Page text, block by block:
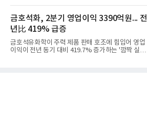
우호적인 환율 효과
라 투자에 나서는 것과 달리, 카카오는 ‘카카오톡’이
라는 플랫폼 경쟁력을 활용한 AI 에이전트 서비스에
집중하는 전략이다. 과거 무리한 사업 확장 과정에서
겪었던 시행착오를 되풀이하지 않고 핵심 역량에 집
중하겠다는 취지로 풀이된다.7일 업계에 따르면 카카
오는 올해 2분기 연결 기준 매출 2조985억원, 영업이
익 2770억원을 기록했다. 전년 동기 대비 매출과 영업
금호석화, 2분기 영업이익 3390억원... 전
년比 419% 급증
금호석유화학이 주력 제품 판매 호조에 힘입어 영업
이익이 전년 동기 대비 419.7% 증가하는 '깜짝 실